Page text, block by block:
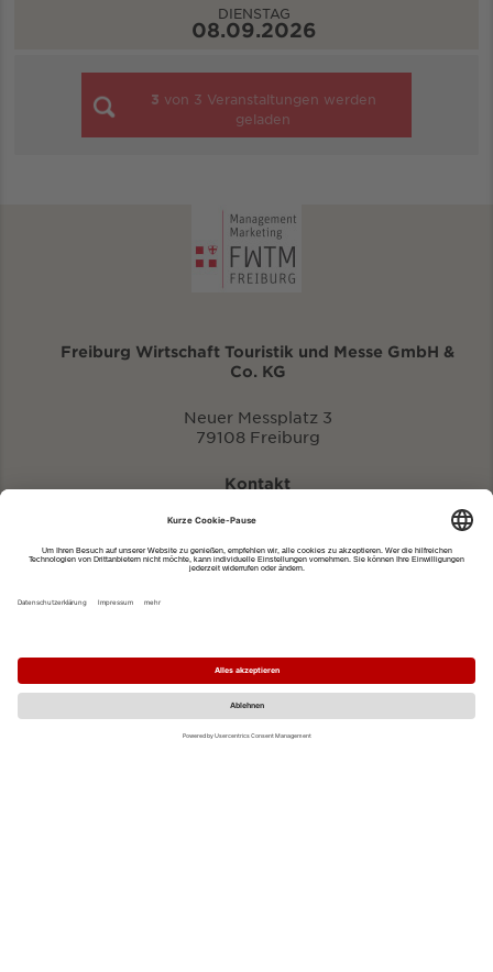
DIENSTAG
08.09.2026
3 von 3 Veranstaltungen werden
geladen
Freiburg Wirtschaft Touristik und Messe GmbH &
Co. KG
Neuer Messplatz 3
79108 Freiburg
Kontakt
eventportal@fwtm.de
Impressum